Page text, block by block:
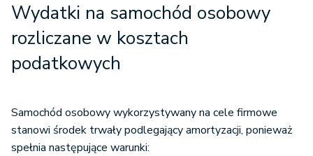
Wydatki na samochód osobowy
rozliczane w kosztach
podatkowych
Samochód osobowy wykorzystywany na cele firmowe
stanowi środek trwały podlegający amortyzacji, ponieważ
spełnia następujące warunki: